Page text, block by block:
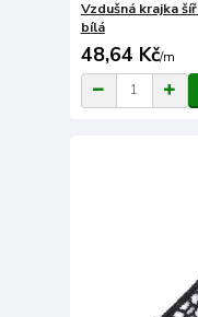
Vzdušná krajka
bílá
48,64 Kč/m